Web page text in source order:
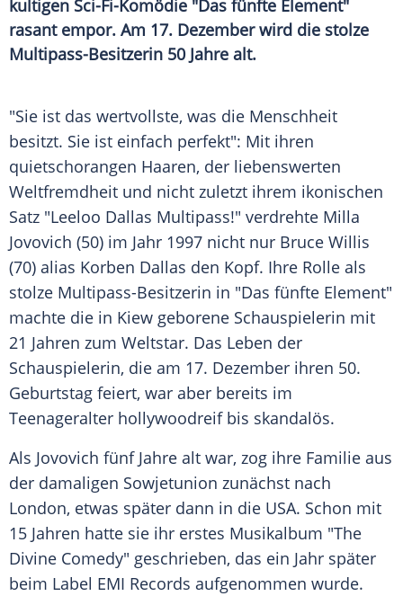
kultigen Sci-Fi-Komödie "Das fünfte Element"
rasant empor. Am 17. Dezember wird die stolze
Multipass-Besitzerin 50 Jahre alt.
"Sie ist das wertvollste, was die Menschheit
besitzt. Sie ist einfach perfekt": Mit ihren
quietschorangen Haaren, der liebenswerten
Weltfremdheit und nicht zuletzt ihrem ikonischen
Satz "Leeloo Dallas Multipass!" verdrehte Milla
Jovovich (50) im Jahr 1997 nicht nur Bruce Willis
(70) alias Korben Dallas den Kopf. Ihre Rolle als
stolze Multipass-Besitzerin in "Das fünfte Element"
machte die in Kiew geborene Schauspielerin mit
21 Jahren zum Weltstar. Das Leben der
Schauspielerin, die am 17. Dezember ihren 50.
Geburtstag feiert, war aber bereits im
Teenageralter hollywoodreif bis skandalös.
Als Jovovich fünf Jahre alt war, zog ihre Familie aus
der damaligen Sowjetunion zunächst nach
London, etwas später dann in die USA. Schon mit
15 Jahren hatte sie ihr erstes Musikalbum "The
Divine Comedy" geschrieben, das ein Jahr später
beim Label EMI Records aufgenommen wurde.